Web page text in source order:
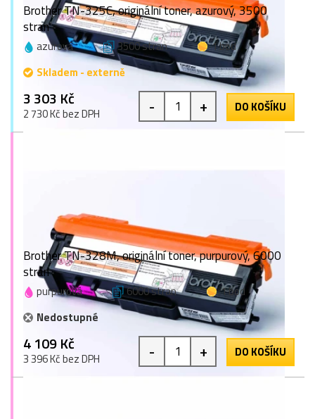
Brother TN-325C, originální toner, azurový, 3500
stran
azurová 3500 stran
1 bod
Skladem - externě
3 303 Kč
2 730 Kč bez DPH - + DO KOŠÍKU
Brother TN-328M, originální toner, purpurový, 6000
stran
purpurová 6000 stran
1 bod
Nedostupné
4 109 Kč
3 396 Kč bez DPH - + DO KOŠÍKU